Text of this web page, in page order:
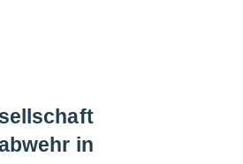
in